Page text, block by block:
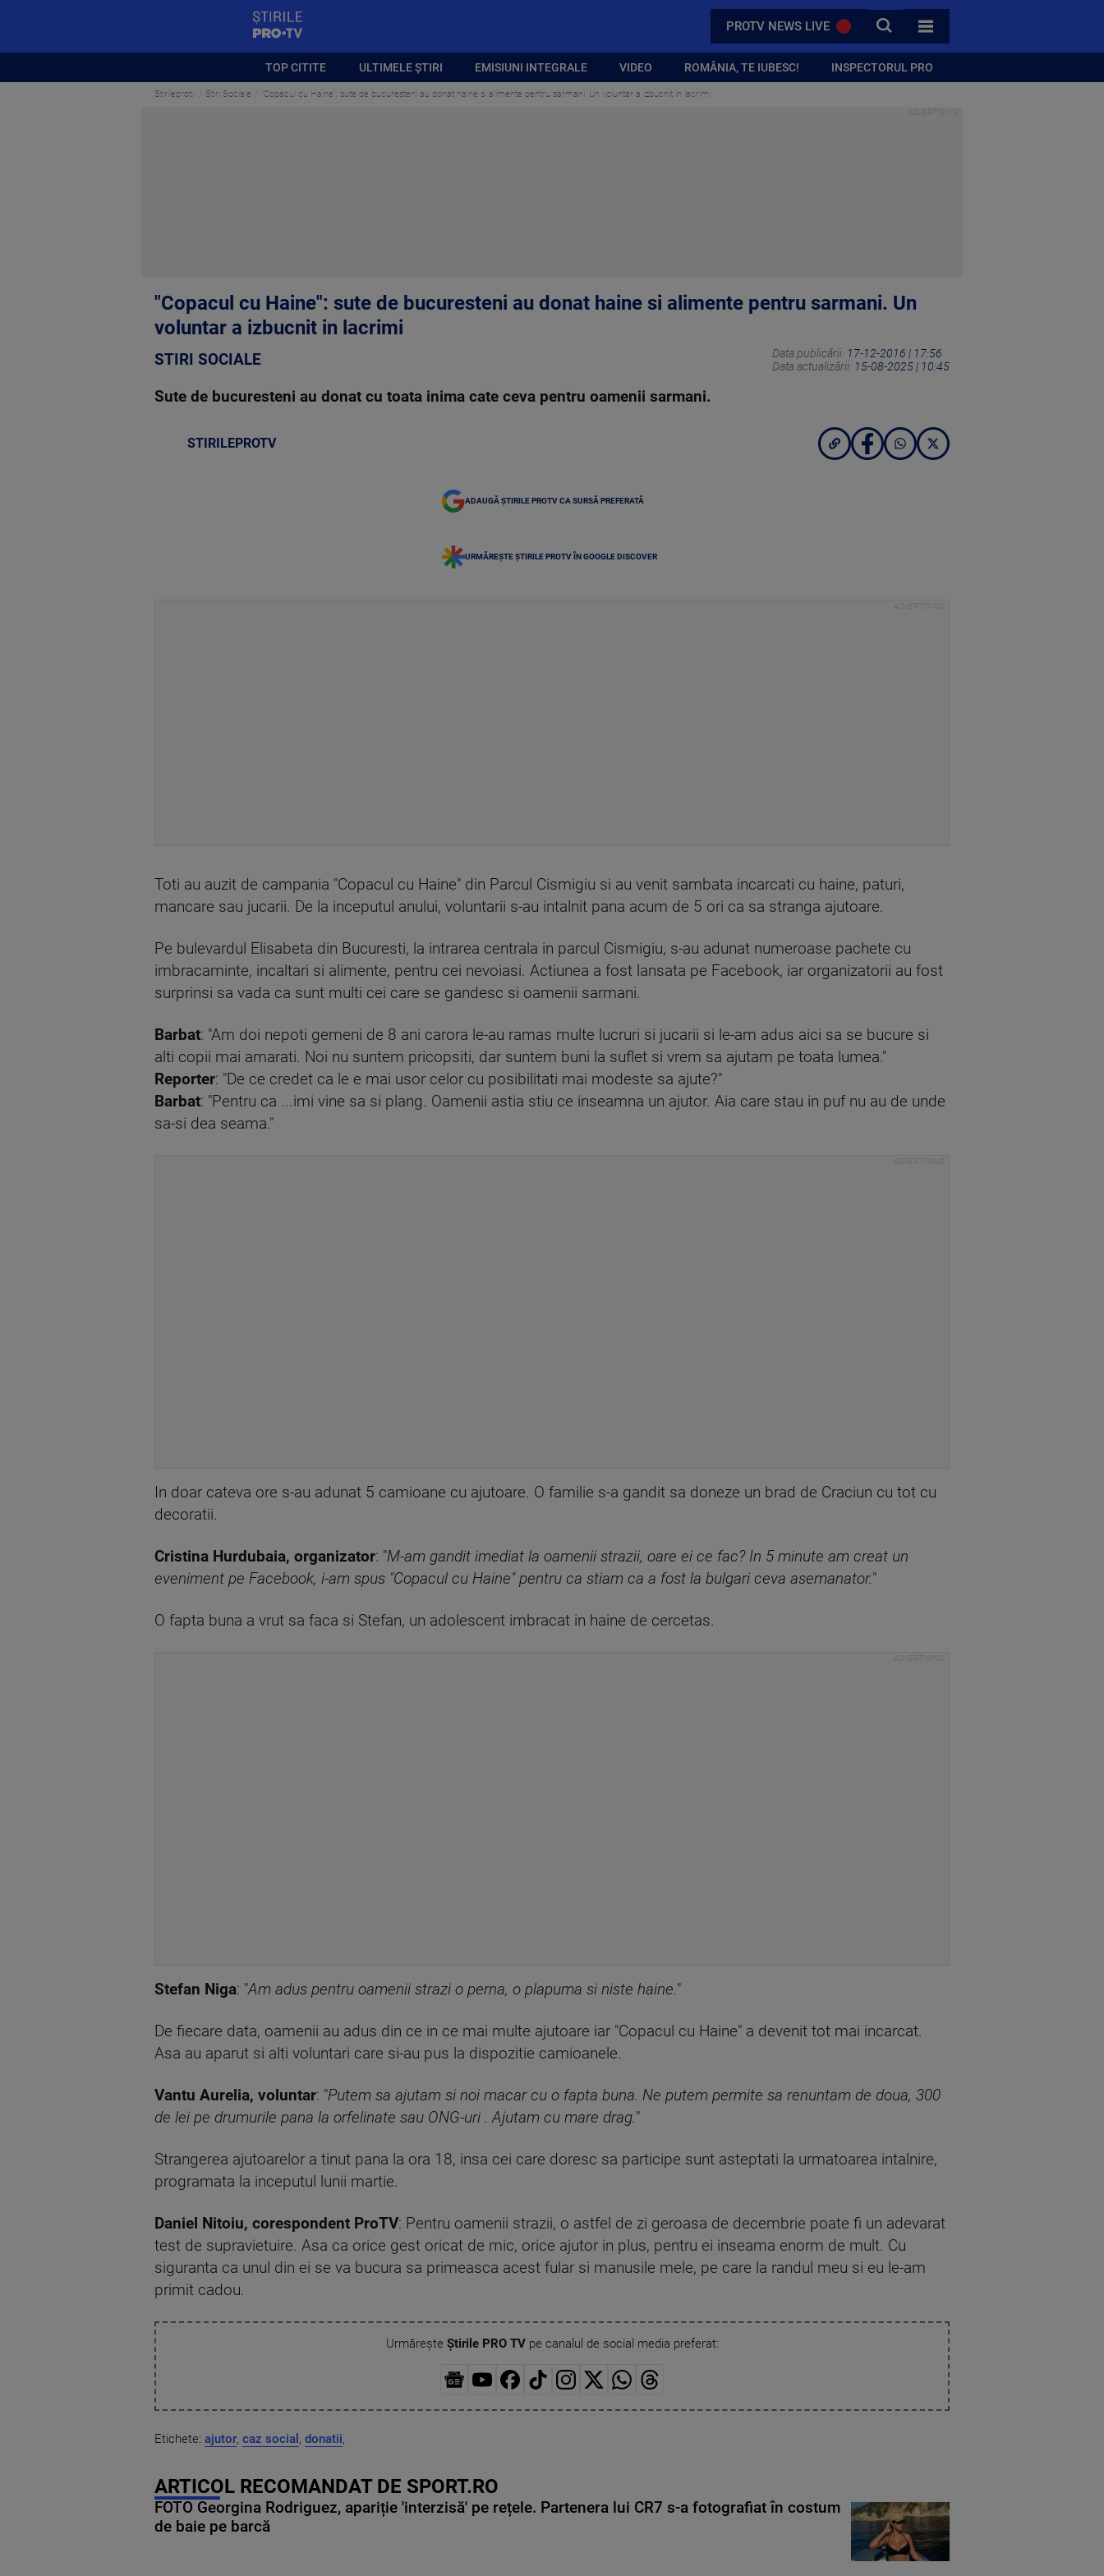
PROTV NEWS LIVE CAUTA
TOATE CATEGORIILE
TOP CITITE ULTIMELE ȘTIRI EMISIUNI INTEGRALE VIDEO ROMÂNIA, TE IUBESC! INSPECTORUL PRO
Stirileprotv Stiri Sociale "Copacul cu Haine": sute de bucuresteni au donat haine si alimente pentru sarmani. Un voluntar a izbucnit in lacrimi
"Copacul cu Haine": sute de bucuresteni au donat haine si alimente pentru sarmani. Un
voluntar a izbucnit in lacrimi
STIRI SOCIALE Data publicării: 17-12-2016 | 17:56
Data actualizării: 15-08-2025 | 10:45
Sute de bucuresteni au donat cu toata inima cate ceva pentru oamenii sarmani.
STIRILEPROTV
ADAUGĂ ȘTIRILE PROTV CA SURSĂ PREFERATĂ
URMĂREȘTE ȘTIRILE PROTV ÎN GOOGLE DISCOVER
Toti au auzit de campania "Copacul cu Haine" din Parcul Cismigiu si au venit sambata incarcati cu haine, paturi,
mancare sau jucarii. De la inceputul anului, voluntarii s-au intalnit pana acum de 5 ori ca sa stranga ajutoare.
Pe bulevardul Elisabeta din Bucuresti, la intrarea centrala in parcul Cismigiu, s-au adunat numeroase pachete cu
imbracaminte, incaltari si alimente, pentru cei nevoiasi. Actiunea a fost lansata pe Facebook, iar organizatorii au fost
surprinsi sa vada ca sunt multi cei care se gandesc si oamenii sarmani.
Barbat: "Am doi nepoti gemeni de 8 ani carora le-au ramas multe lucruri si jucarii si le-am adus aici sa se bucure si
alti copii mai amarati. Noi nu suntem pricopsiti, dar suntem buni la suflet si vrem sa ajutam pe toata lumea."
Reporter: "De ce credet ca le e mai usor celor cu posibilitati mai modeste sa ajute?"
Barbat: "Pentru ca ...imi vine sa si plang. Oamenii astia stiu ce inseamna un ajutor. Aia care stau in puf nu au de unde
sa-si dea seama."
In doar cateva ore s-au adunat 5 camioane cu ajutoare. O familie s-a gandit sa doneze un brad de Craciun cu tot cu
decoratii.
Cristina Hurdubaia, organizator: "M-am gandit imediat la oamenii strazii, oare ei ce fac? In 5 minute am creat un
eveniment pe Facebook, i-am spus "Copacul cu Haine" pentru ca stiam ca a fost la bulgari ceva asemanator."
O fapta buna a vrut sa faca si Stefan, un adolescent imbracat in haine de cercetas.
Stefan Niga: "Am adus pentru oamenii strazi o perna, o plapuma si niste haine."
De fiecare data, oamenii au adus din ce in ce mai multe ajutoare iar "Copacul cu Haine" a devenit tot mai incarcat.
Asa au aparut si alti voluntari care si-au pus la dispozitie camioanele.
Vantu Aurelia, voluntar: "Putem sa ajutam si noi macar cu o fapta buna. Ne putem permite sa renuntam de doua, 300
de lei pe drumurile pana la orfelinate sau ONG-uri . Ajutam cu mare drag."
Strangerea ajutoarelor a tinut pana la ora 18, insa cei care doresc sa participe sunt asteptati la urmatoarea intalnire,
programata la inceputul lunii martie.
Daniel Nitoiu, corespondent ProTV: Pentru oamenii strazii, o astfel de zi geroasa de decembrie poate fi un adevarat
test de supravietuire. Asa ca orice gest oricat de mic, orice ajutor in plus, pentru ei inseama enorm de mult. Cu
siguranta ca unul din ei se va bucura sa primeasca acest fular si manusile mele, pe care la randul meu si eu le-am
primit cadou.
Urmărește Știrile PRO TVpe canalul de social media preferat:
Etichete: ajutor, caz social , donatii,
ARTICOL RECOMANDAT DE SPORT.RO
FOTO Georgina Rodriguez, apariție 'interzisă' pe rețele. Partenera lui CR7 s-a fotografiat în costum
de baie pe barcă